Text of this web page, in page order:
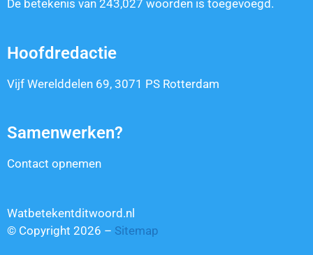
De betekenis van 243,027 woorden is toegevoegd.
Hoofdredactie
Vijf Werelddelen 69, 3071 PS Rotterdam
Samenwerken?
Contact opnemen
Watbetekentditwoord.nl
© Copyright 2026 – Sitemap